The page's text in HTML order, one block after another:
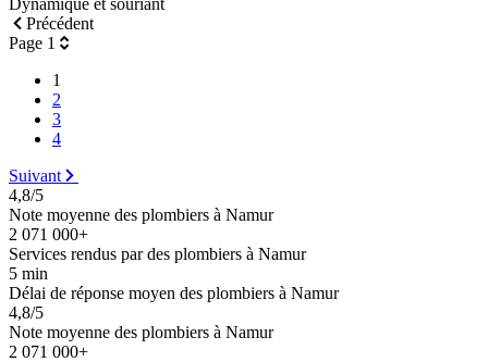
Précédent
Page 1
1
2
3
4
Suivant
4,8/5
Note moyenne des plombiers à Namur
2 071 000+
Services rendus par des plombiers à Namur
5 min
Délai de réponse moyen des plombiers à Namur
4,8/5
Note moyenne des plombiers à Namur
2 071 000+